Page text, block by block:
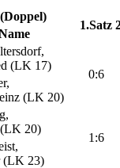
1.Satz
(LK 17)
0:6
(LK 20)
20)
1:6
(LK 23)